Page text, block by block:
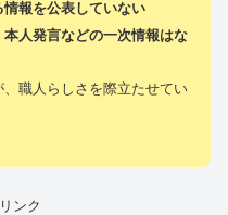
報を公表していない
本人発言などの一次情報はな
、職人らしさを際立たせてい
ンク